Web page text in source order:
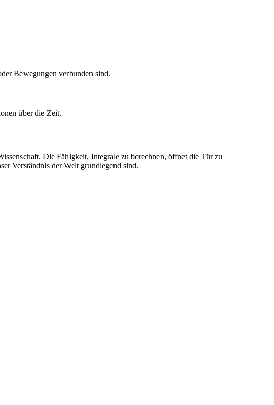
Bewegungen verbunden sind.
über die Zeit.
Die Fähigkeit, Integrale zu berechnen, öffnet die Tür zu
Verständnis der Welt grundlegend sind.